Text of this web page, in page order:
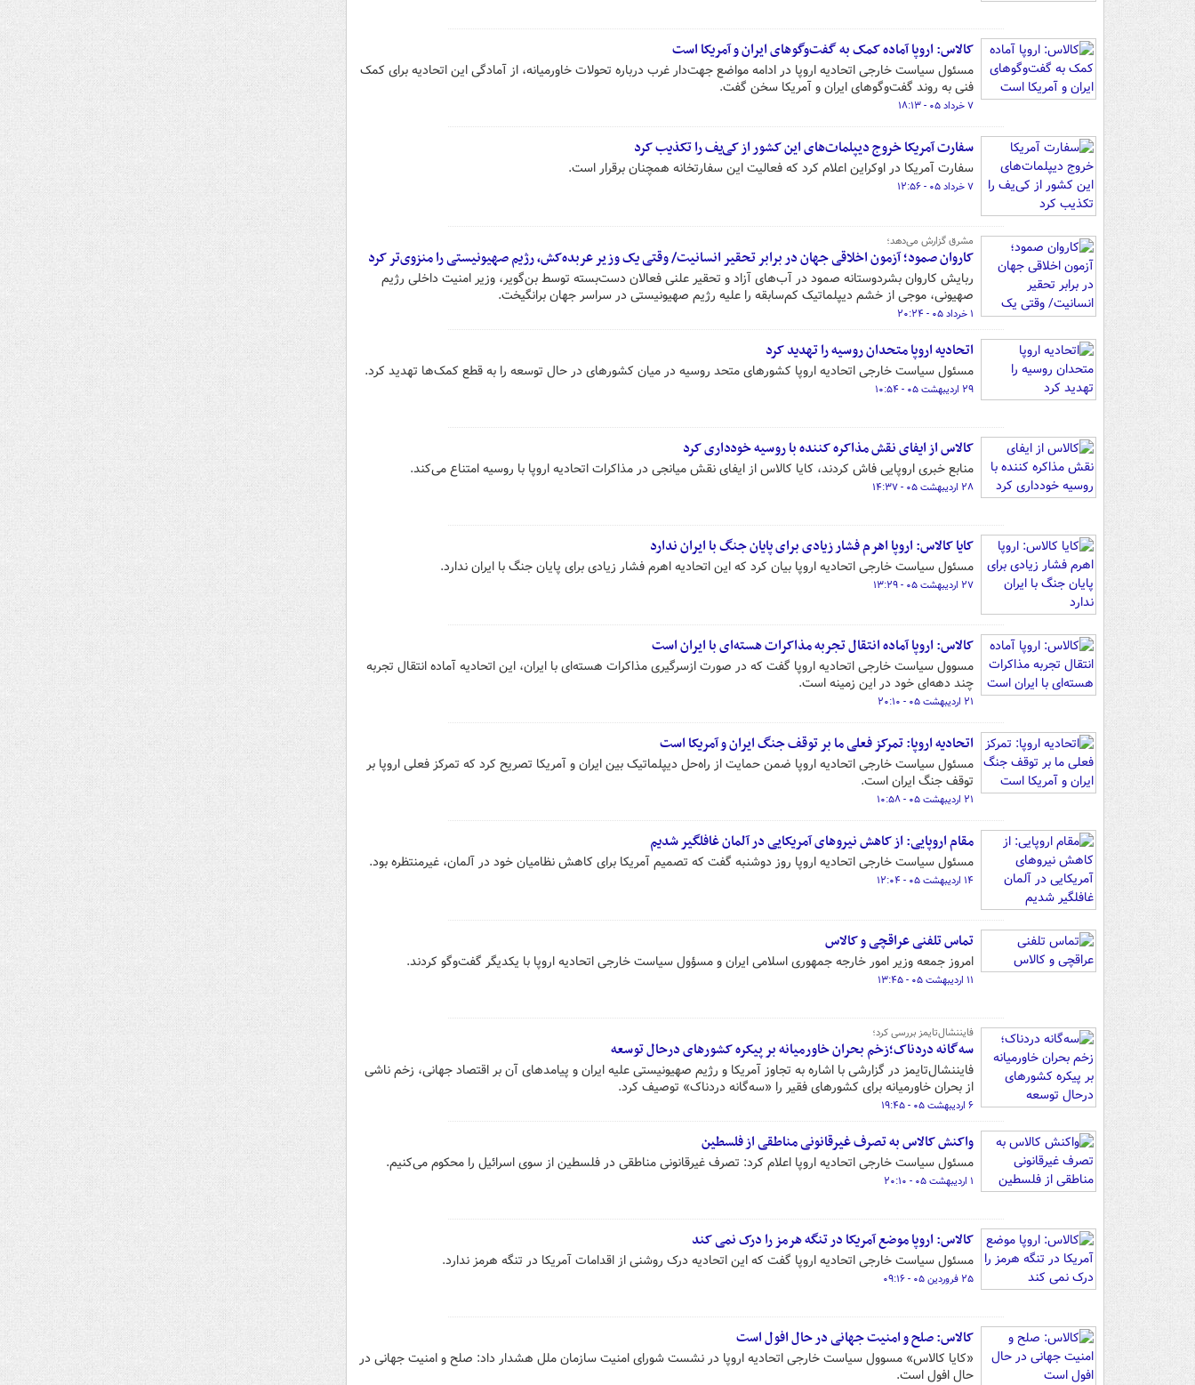
کالاس: اروپا آماده کمک به گفت‌وگوهای ایران و آمریکا است
مسئول سیاست خارجی اتحادیه اروپا در ادامه مواضع جهت‌دار غرب درباره تحولات خاورمیانه، از آمادگی این اتحادیه برای کمک
فنی به روند گفت‌وگوهای ایران و آمریکا سخن گفت.
۷ خرداد ۰۵ - ۱۸:۱۳
سفارت آمریکا خروج دیپلمات‌های این کشور از کی‌یف را تکذیب کرد
سفارت آمریکا در اوکراین اعلام کرد که فعالیت این سفارتخانه همچنان برقرار است.
۷ خرداد ۰۵ - ۱۲:۵۶
مشرق گزارش می‌دهد؛
کاروان صمود؛ آزمون اخلاقی جهان در برابر تحقیر انسانیت/ وقتی یک وزیر عربده‌کش، رژیم صهیونیستی را منزوی‌تر کرد
ربایش کاروان بشردوستانه صمود در آب‌های آزاد و تحقیر علنی فعالان دست‌بسته توسط بن‌گویر، وزیر امنیت داخلی رژیم
صهیونی، موجی از خشم دیپلماتیک کم‌سابقه را علیه رژیم صهیونیستی در سراسر جهان برانگیخت.
۱ خرداد ۰۵ - ۲۰:۲۴
اتحادیه اروپا متحدان روسیه را تهدید کرد
مسئول سیاست خارجی اتحادیه اروپا کشورهای متحد روسیه در میان کشورهای در حال توسعه را به قطع کمک‌ها تهدید کرد.
۲۹ اردیبهشت ۰۵ - ۱۰:۵۴
کالاس از ایفای نقش مذاکره کننده با روسیه خودداری کرد
منابع خبری اروپایی فاش کردند، کایا کالاس از ایفای نقش میانجی در مذاکرات اتحادیه اروپا با روسیه امتناع می‌کند.
۲۸ اردیبهشت ۰۵ - ۱۴:۳۷
کایا کالاس: اروپا اهرم فشار زیادی برای پایان جنگ با ایران ندارد
مسئول سیاست خارجی اتحادیه اروپا بیان کرد که این اتحادیه اهرم فشار زیادی برای پایان جنگ با ایران ندارد.
۲۷ اردیبهشت ۰۵ - ۱۳:۲۹
کالاس: اروپا آماده انتقال تجربه مذاکرات هسته‌ای با ایران است
مسوول سیاست خارجی اتحادیه اروپا گفت که در صورت ازسرگیری مذاکرات هسته‌ای با ایران، این اتحادیه آماده انتقال تجربه
چند دهه‌ای خود در این زمینه است.
۲۱ اردیبهشت ۰۵ - ۲۰:۱۰
اتحادیه اروپا: تمرکز فعلی ما بر توقف جنگ ایران و آمریکا است
مسئول سیاست خارجی اتحادیه اروپا ضمن حمایت از راه‌حل دیپلماتیک بین ایران و آمریکا تصریح کرد که تمرکز فعلی اروپا بر
توقف جنگ ایران است.
۲۱ اردیبهشت ۰۵ - ۱۰:۵۸
مقام اروپایی: از کاهش نیروهای آمریکایی در آلمان غافلگیر شدیم
مسئول سیاست خارجی اتحادیه اروپا روز دوشنبه گفت که تصمیم آمریکا برای کاهش نظامیان خود در آلمان، غیرمنتظره بود.
۱۴ اردیبهشت ۰۵ - ۱۲:۰۴
تماس تلفنی عراقچی و کالاس
امروز جمعه وزیر امور خارجه جمهوری اسلامی ایران و مسؤول سیاست خارجی اتحادیه اروپا با یکدیگر گفت‌وگو کردند.
۱۱ اردیبهشت ۰۵ - ۱۳:۴۵
فایننشال‌تایمز بررسی کرد؛
سه‌گانه دردناک؛زخم بحران خاورمیانه بر پیکره کشورهای درحال توسعه
فایننشال‌تایمز در گزارشی با اشاره به تجاوز آمریکا و رژیم صهیونیستی علیه ایران و پیامدهای آن بر اقتصاد جهانی، زخم ناشی
از بحران خاورمیانه برای کشورهای فقیر را «سه‌گانه دردناک» توصیف کرد.
۶ اردیبهشت ۰۵ - ۱۹:۴۵
واکنش کالاس به تصرف غیرقانونی مناطقی از فلسطین
مسئول سیاست خارجی اتحادیه اروپا اعلام کرد: تصرف غیرقانونی مناطقی در فلسطین از سوی اسرائیل را محکوم می‌کنیم.
۱ اردیبهشت ۰۵ - ۲۰:۱۰
کالاس: اروپا موضع آمریکا در تنگه هرمز را درک نمی کند
مسئول سیاست خارجی اتحادیه اروپا گفت که این اتحادیه درک روشنی از اقدامات آمریکا در تنگه هرمز ندارد.
۲۵ فروردین ۰۵ - ۰۹:۱۶
کالاس: صلح و امنیت جهانی در حال افول است
«کایا کالاس» مسوول سیاست خارجی اتحادیه اروپا در نشست شورای امنیت سازمان ملل هشدار داد: صلح و امنیت جهانی در
حال افول است.